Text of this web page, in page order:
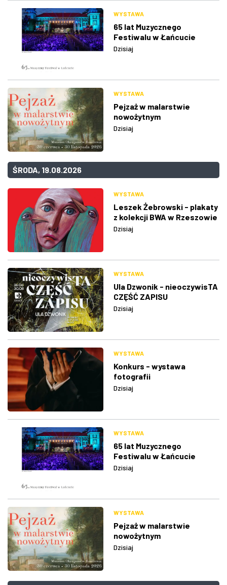
WYSTAWA
65 lat Muzycznego
Festiwalu w Łańcucie
Dzisiaj
WYSTAWA
Pejzaż w malarstwie
nowożytnym
Dzisiaj
ŚRODA, 19.08.2026
WYSTAWA
Leszek Żebrowski - plakaty
z kolekcji BWA w Rzeszowie
Dzisiaj
WYSTAWA
Ula Dzwonik - nieoczywisTA
CZĘŚĆ ZAPISU
Dzisiaj
WYSTAWA
Konkurs - wystawa
fotografii
Dzisiaj
WYSTAWA
65 lat Muzycznego
Festiwalu w Łańcucie
Dzisiaj
WYSTAWA
Pejzaż w malarstwie
nowożytnym
Dzisiaj